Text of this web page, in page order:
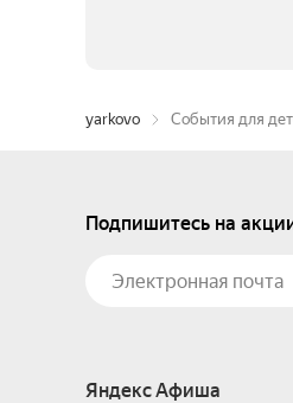
yarkovo События для
Подпишитесь на
Яндекс Афиша